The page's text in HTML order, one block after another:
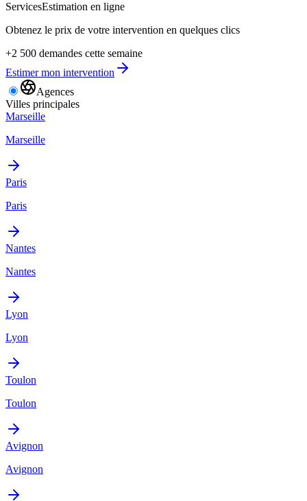
ServicesEstimation en ligne
Obtenez le prix de votre intervention en quelques clics
+2 500 demandes cette semaine
Estimer mon intervention
Agences
Villes principales
Marseille
Marseille
Paris
Paris
Nantes
Nantes
Lyon
Lyon
Toulon
Toulon
Avignon
Avignon